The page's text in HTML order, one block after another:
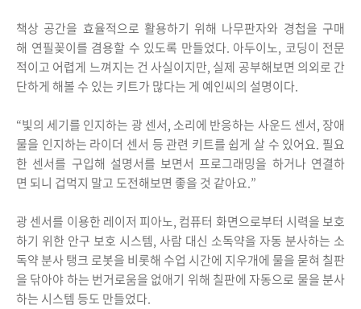
책상 공간을 효율적으로 활용하기 위해 나무판자와 경첩을 구매
해 연필꽂이를 겸용할 수 있도록 만들었다. 아두이노, 코딩이 전문
적이고 어렵게 느껴지는 건 사실이지만, 실제 공부해보면 의외로 간
단하게 해볼 수 있는 키트가 많다는 게 예인씨의 설명이다.
“빛의 세기를 인지하는 광 센서, 소리에 반응하는 사운드 센서, 장애
물을 인지하는 라이더 센서 등 관련 키트를 쉽게 살 수 있어요. 필요
한 센서를 구입해 설명서를 보면서 프로그래밍을 하거나 연결하
면 되니 겁먹지 말고 도전해보면 좋을 것 같아요.”
광 센서를 이용한 레이저 피아노, 컴퓨터 화면으로부터 시력을 보호
하기 위한 안구 보호 시스템, 사람 대신 소독약을 자동 분사하는 소
독약 분사 탱크 로봇을 비롯해 수업 시간에 지우개에 물을 묻혀 칠판
을 닦아야 하는 번거로움을 없애기 위해 칠판에 자동으로 물을 분사
하는 시스템 등도 만들었다.